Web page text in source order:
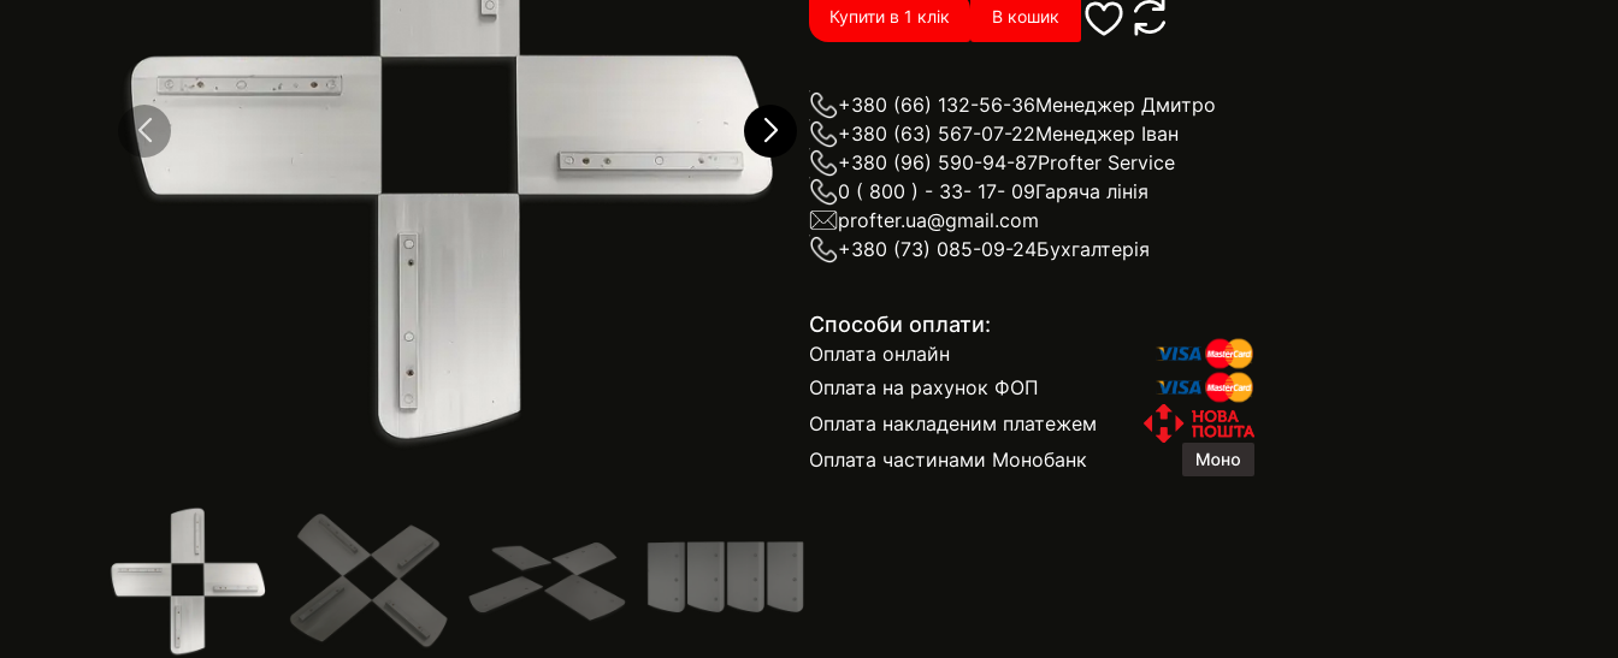
Купити в 1 клік В кошик
+380 (66) 132-56-36Менеджер Дмитро
+380 (63) 567-07-22Менеджер Іван
+380 (96) 590-94-87Profter Service
0 ( 800 ) - 33- 17- 09Гаряча лінія
profter.ua@gmail.com
+380 (73) 085-09-24Бухгалтерія
Способи оплати:
Оплата онлайн
Оплата на рахунок ФОП
Оплата накладеним платежем
Оплата частинами Монобанк